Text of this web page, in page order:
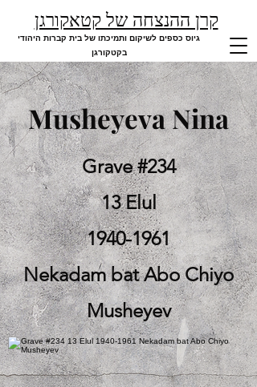
קרן ההנצחה של קטאקורגן
גיוס כספים לשיקום ותמיכתו של בית קברות היהודי
בקטקורגן
Musheyeva Nina
Grave #234
13 Elul
1940-1961
Nekadam bat Abo Chiyo
Musheyev